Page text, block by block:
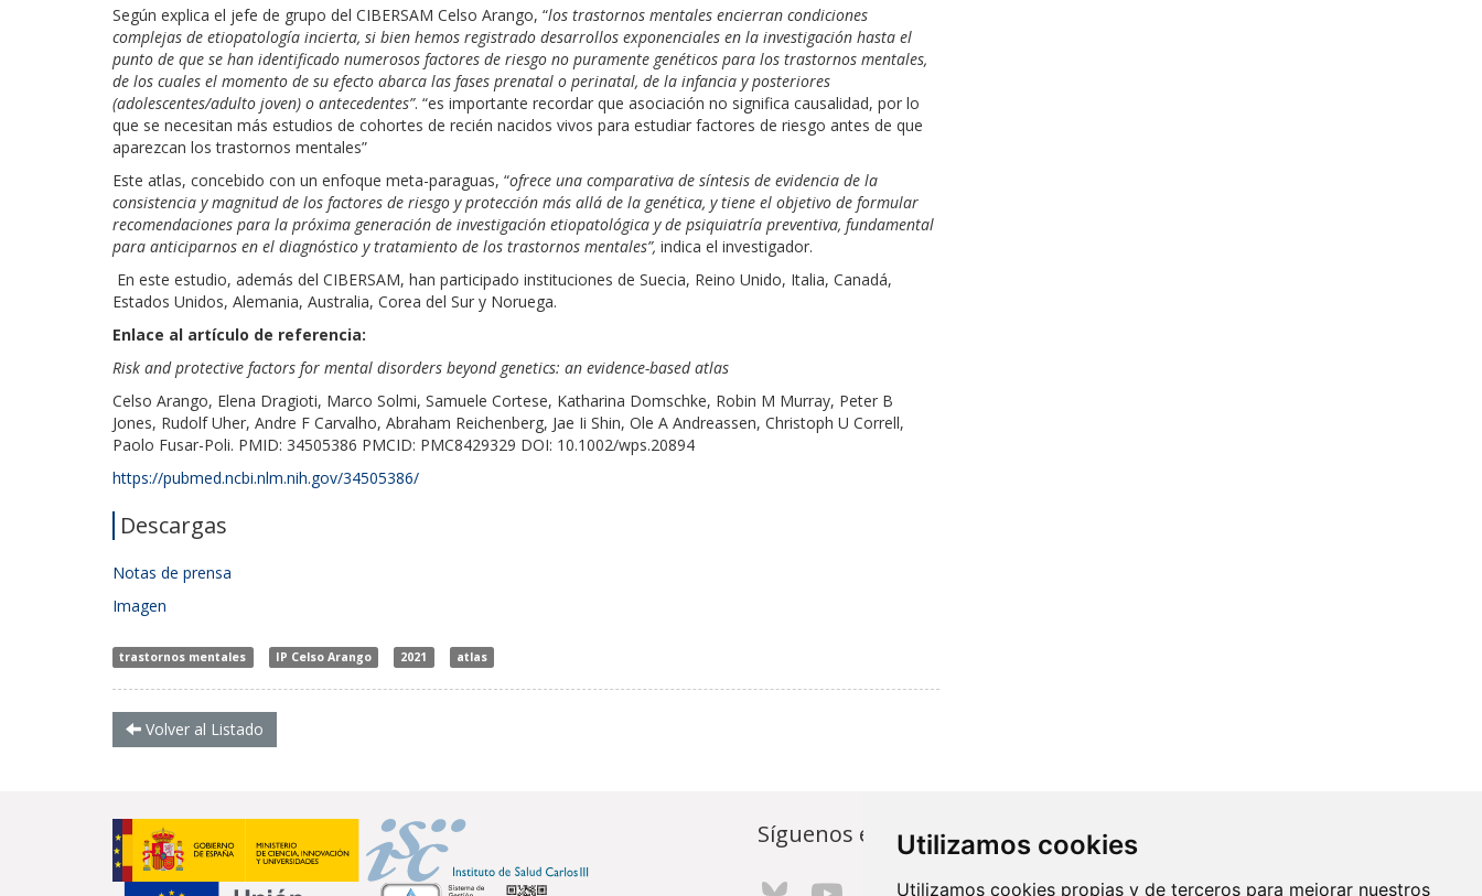
Utilizamos cookies
Utilizamos cookies propias y de terceros para mejorar nuestros
Según explica el jefe de grupo del CIBERSAM Celso Arango, “los trastornos mentales encierran condiciones
complejas de etiopatología incierta, si bien hemos registrado desarrollos exponenciales en la investigación hasta el
punto de que se han identificado numerosos factores de riesgo no puramente genéticos para los trastornos mentales,
de los cuales el momento de su efecto abarca las fases prenatal o perinatal, de la infancia y posteriores
(adolescentes/adulto joven) o antecedentes”. “es importante recordar que asociación no significa causalidad, por lo
que se necesitan más estudios de cohortes de recién nacidos vivos para estudiar factores de riesgo antes de que
aparezcan los trastornos mentales”
Este atlas, concebido con un enfoque meta-paraguas, “ofrece una comparativa de síntesis de evidencia de la
consistencia y magnitud de los factores de riesgo y protección más allá de la genética, y tiene el objetivo de formular
recomendaciones para la próxima generación de investigación etiopatológica y de psiquiatría preventiva, fundamental
para anticiparnos en el diagnóstico y tratamiento de los trastornos mentales”, indica el investigador.
En este estudio, además del CIBERSAM, han participado instituciones de Suecia, Reino Unido, Italia, Canadá,
Estados Unidos, Alemania, Australia, Corea del Sur y Noruega.
Enlace al artículo de referencia:
Risk and protective factors for mental disorders beyond genetics: an evidence-based atlas
Celso Arango, Elena Dragioti, Marco Solmi, Samuele Cortese, Katharina Domschke, Robin M Murray, Peter B
Jones, Rudolf Uher, Andre F Carvalho, Abraham Reichenberg, Jae Ii Shin, Ole A Andreassen, Christoph U Correll,
Paolo Fusar-Poli. PMID: 34505386 PMCID: PMC8429329 DOI: 10.1002/wps.20894
https://pubmed.ncbi.nlm.nih.gov/34505386/
Descargas
Notas de prensa
Imagen
trastornos mentales IP Celso Arango 2021 atlas
Volver al Listado
Síguenos en... Contacto
Av. Monforte de Lemos, 3-5. Pabellón